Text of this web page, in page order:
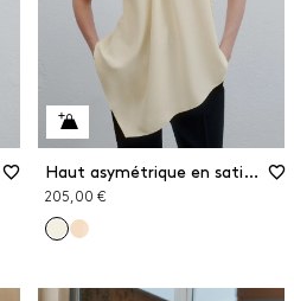
Haut asymétrique en satin envers
205,00 €